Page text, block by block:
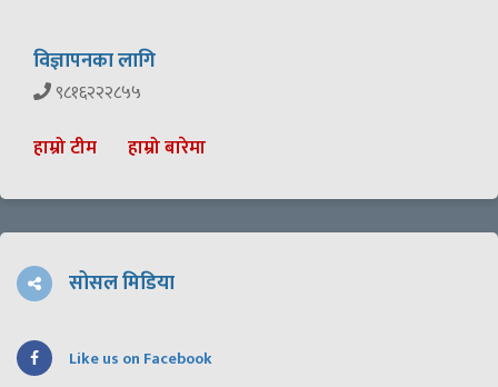
विज्ञापनका लागि
९८१६२२२८५५
हाम्रो टीम हाम्रो बारेमा
सोसल मिडिया
Like us on Facebook